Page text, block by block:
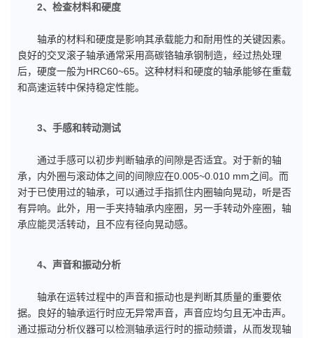
2、检查材料和硬度
轴承的材料和硬度是影响其承载能力和耐用性的关键因素。
良好的交叉滚子轴承通常采用高碳铬轴承钢制造，经过热处理
后，硬度一般为HRC60~65。这种材料和硬度的轴承能够在重载
和高速运转中保持稳定性能。
3、手感和转动测试
通过手感可以初步判断轴承的间隙是否适宜。对于新的轴
承，内外圈与滚动体之间的间隙应在0.005~0.010 mm之间。而
对于已使用过的轴承，可以通过手指抓住内圈轴向晃动，听是否
有异响。此外，用一手夹持轴承内座圈，另一手转动外座圈，轴
承应能灵活转动，且不应有径向晃动感。
4、声音和振动分析
轴承在运转过程中的声音和振动也是判断其质量的重要依
据。良好的轴承运行时应无异常声音，声音应均匀且无冲击声。
通过振动分析仪器可以检测轴承运行时的振动频谱，从而发现轴